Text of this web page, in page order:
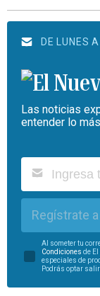
DE LUNES
Las noticias
entender lo
Regístrate
Al someter tu
Condiciones de
especiales de
Podrás optar